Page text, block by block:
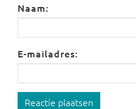
Naam:
E-mailadres:
Reactie plaatsen